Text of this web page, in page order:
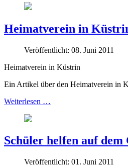
Heimatverein in
Veröffentlicht: 08. Juni 2011
Heimatverein in Küstrin
Ein Artikel über den Heimatverein in
Weiterlesen …
Schüler helfen auf dem
Veröffentlicht: 01. Juni 2011